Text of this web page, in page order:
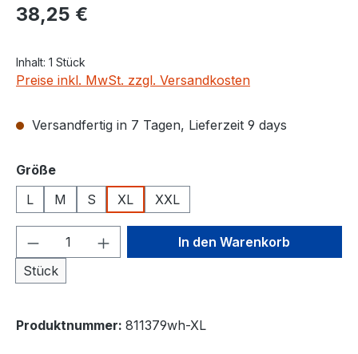
Regulärer Preis:
38,25 €
Inhalt: 1 Stück
Preise inkl. MwSt. zzgl. Versandkosten
Versandfertig in 7 Tagen, Lieferzeit 9 days
Größeauswählen
L
M S XL XXL
Produkt Anzahl: Gib den
Stück
In den Warenkorb
Produktnummer: 811379wh-XL